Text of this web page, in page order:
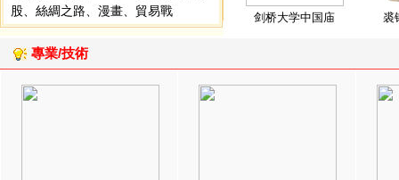
股
絲綢之路 漫畫 貿易戰 剑桥大学中国庙 裘
專業/技術